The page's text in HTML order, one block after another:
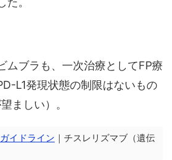
ムブラも、一次治療としてFP療
L1発現状態の制限はないもの
ましい）。
イドライン ｜チスレリズマブ（遺伝